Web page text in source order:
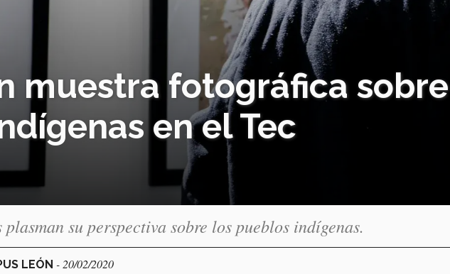
muestra fotográfica sobre
en el Tec
su perspectiva sobre los pueblos indígenas.
LEÓN - 20/02/2020